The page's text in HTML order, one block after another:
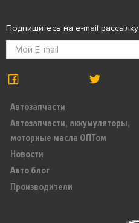
Автозапчасти
Автозапчасти, аккумуляторы,
моторные масла ОПТом
Новости
Авто блог
Производители
Подпишитесь на e-mail рассылку